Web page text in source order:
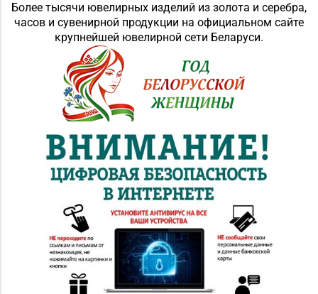
Более тысячи ювелирных изделий из золота и серебра,
часов и сувенирной продукции на официальном сайте
крупнейшей ювелирной сети Беларуси.